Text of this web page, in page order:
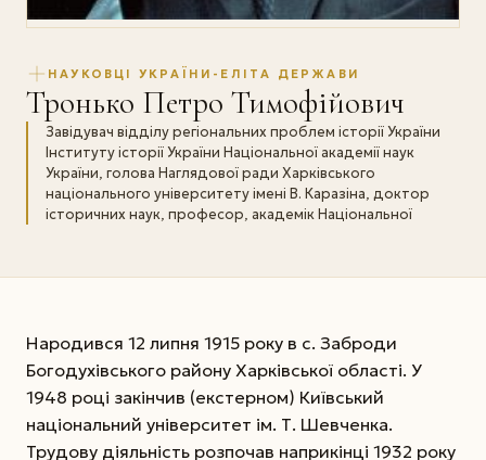
НАУКОВЦІ УКРАЇНИ-ЕЛІТА ДЕРЖАВИ
Тронько Петро Тимофійович
Завідувач відділу регіональних проблем історії України
Інституту історії України Національної академії наук
України, голова Наглядової ради Харківського
національного університету імені В. Каразіна, доктор
історичних наук, професор, академік Національної
Народився 12 липня 1915 року в с. За­бро­ди
Богодухівського району Харківської області. У
1948 році закінчив (екстерном) Київський
національний університет ім. Т. Шевченка.
Трудову діяльність розпочав наприкінці 1932 року